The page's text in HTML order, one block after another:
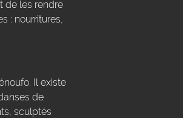
de les rendre
: nourritures,
Il existe
de
sculptés